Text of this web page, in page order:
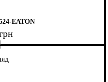
EATON
вимикач
АkA
струм)